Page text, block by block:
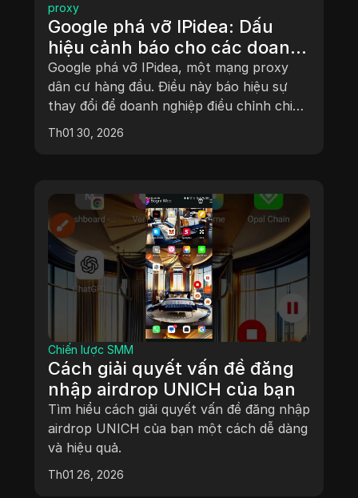
proxy
Google phá vỡ IPidea: Dấu
hiệu cảnh báo cho các doanh
nghiệp dựa vào IP proxy
Google phá vỡ IPidea, một mạng proxy
dân cư hàng đầu. Điều này báo hiệu sự
thay đổi để doanh nghiệp điều chỉnh chiến
lược quản lý đa tài khoản của mình.
Th01 30, 2026
Chiến lược SMM
Cách giải quyết vấn đề đăng
nhập airdrop UNICH của bạn
Tìm hiểu cách giải quyết vấn đề đăng nhập
airdrop UNICH của bạn một cách dễ dàng
và hiệu quả.
Th01 26, 2026